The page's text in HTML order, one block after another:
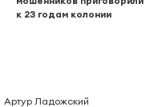
к 23 годам колонии
Артур Ладожский